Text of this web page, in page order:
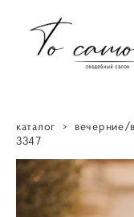
каталог > вечерние/
3347